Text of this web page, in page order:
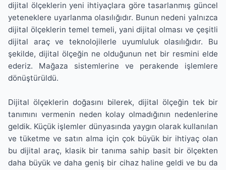
dijital ölçeklerin yeni ihtiyaçlara göre tasarlanmış güncel
yeteneklere uyarlanma olasılığıdır. Bunun nedeni yalnızca
dijital ölçeklerin temel temeli, yani dijital olması ve çeşitli
dijital araç ve teknolojilerle uyumluluk olasılığıdır. Bu
şekilde, dijital ölçeğin ne olduğunun net bir resmini elde
ederiz. Mağaza sistemlerine ve perakende işlemlere
dönüştürüldü.
Dijital ölçeklerin doğasını bilerek, dijital ölçeğin tek bir
tanımını vermenin neden kolay olmadığının nedenlerine
geldik. Küçük işlemler dünyasında yaygın olarak kullanılan
ve tüketme ve satın alma için çok büyük bir ihtiyaç olan
bu dijital araç, klasik bir tanıma sahip basit bir ölçekten
daha büyük ve daha geniş bir cihaz haline geldi ve bu da